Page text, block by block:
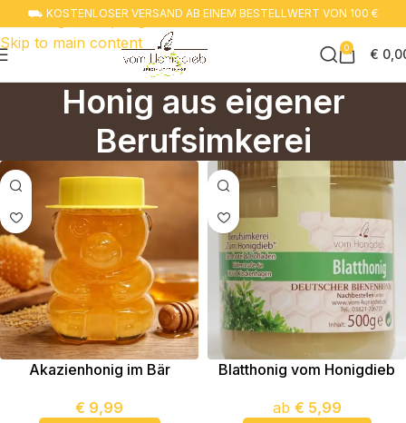
Zur navigation springen
Skip to main content
⛟ KOSTENLOSER VERSAND AB EINEM BESTELLWERT VON 100 €
0 €
Honig aus eigener
Berufsimkerei
Akazienhonig im Bär
€ 9,99
Blatthonig vom Honigdieb
ab € 5,99